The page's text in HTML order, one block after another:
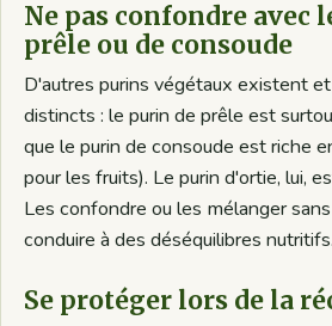
Ne pas confondre avec
prêle ou de consoude
D'autres purins végétaux existent
distincts : le purin de prêle est
que le purin de consoude est riche
pour les fruits). Le purin d'ortie, lui,
Les confondre ou les mélanger
conduire à des déséquilibres nutritifs.
Se protéger lors de la